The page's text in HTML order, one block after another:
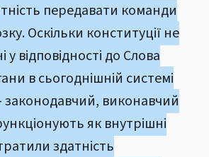
передавати команди
Оскільки конституції не
у відповідності до Слова
в сьогоднішній системі
законодавчий, виконавчий
як внутрішні
здатність